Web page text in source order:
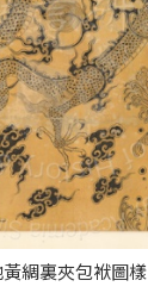
綢裏夾包袱圖樣